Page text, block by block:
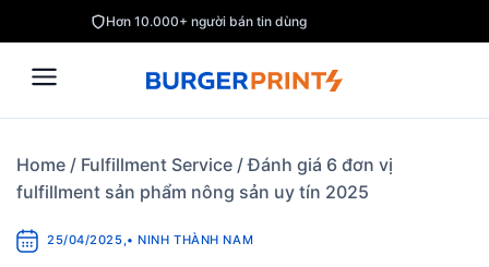
to
content
Hơn 10.000+ người bán tin dùng
Home / Fulfillment Service /Đánh giá 6 đơn vị
fulfillment sản phẩm nông sản uy tín 2025
25/04/2025,• NINH THÀNH NAM